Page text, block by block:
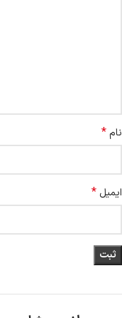
نام*
ایمیل *